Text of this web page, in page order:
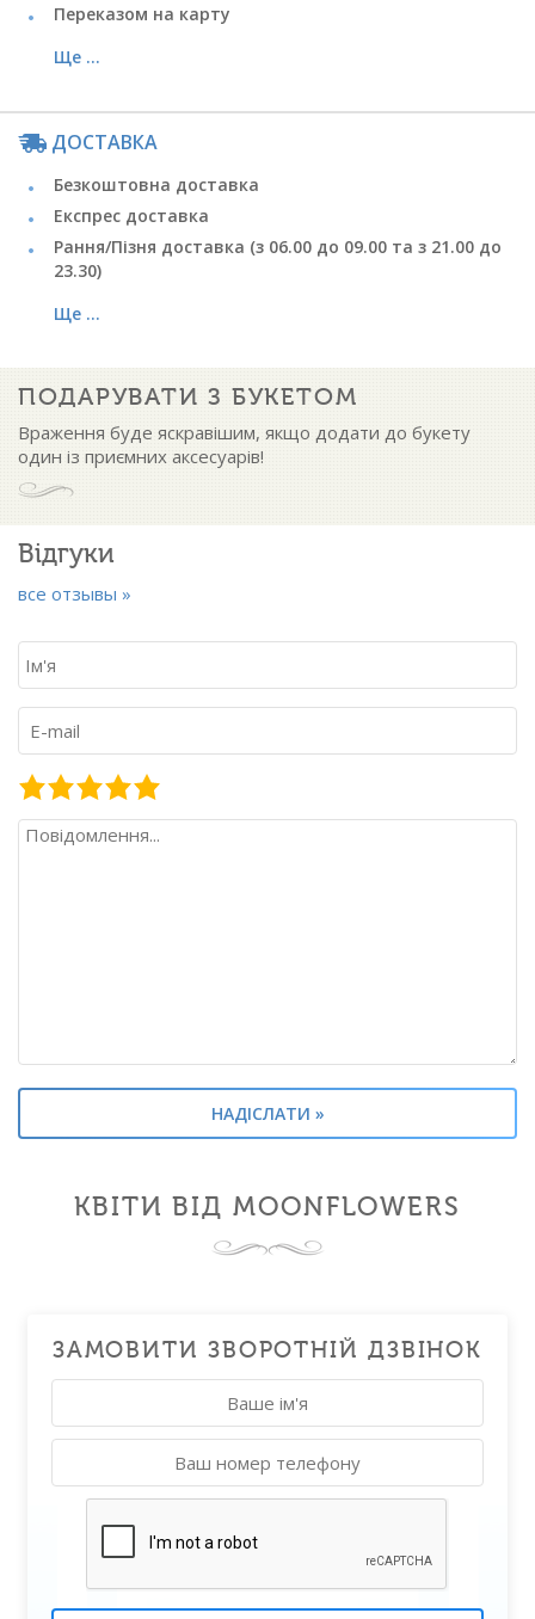
Переказом на карту
Ще ...
ДОСТАВКА
Безкоштовна доставка
Експрес доставка
Рання/Пізня доставка (з 06.00 до 09.00 та з 21.00 до
23.30)
Ще ...
ПОДАРУВАТИ З БУКЕТОМ
Враження буде яскравішим, якщо додати до букету
один із приємних аксесуарів!
Відгуки
все отзывы »
КВІТИ ВІД MOONFLOWERS
ЗАМОВИТИ ЗВОРОТНІЙ ДЗВІНОК